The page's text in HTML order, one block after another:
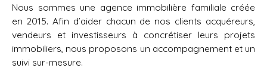
Nous sommes une agence immobilière familiale créée
en 2015. Afin d’aider chacun de nos clients acquéreurs,
vendeurs et investisseurs à concrétiser leurs projets
immobiliers, nous proposons un accompagnement et un
suivi sur-mesure.